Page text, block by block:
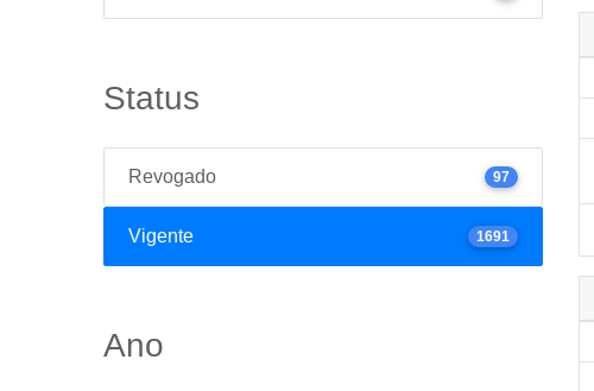
Status
Revogado 97
Vigente 1691
Ano